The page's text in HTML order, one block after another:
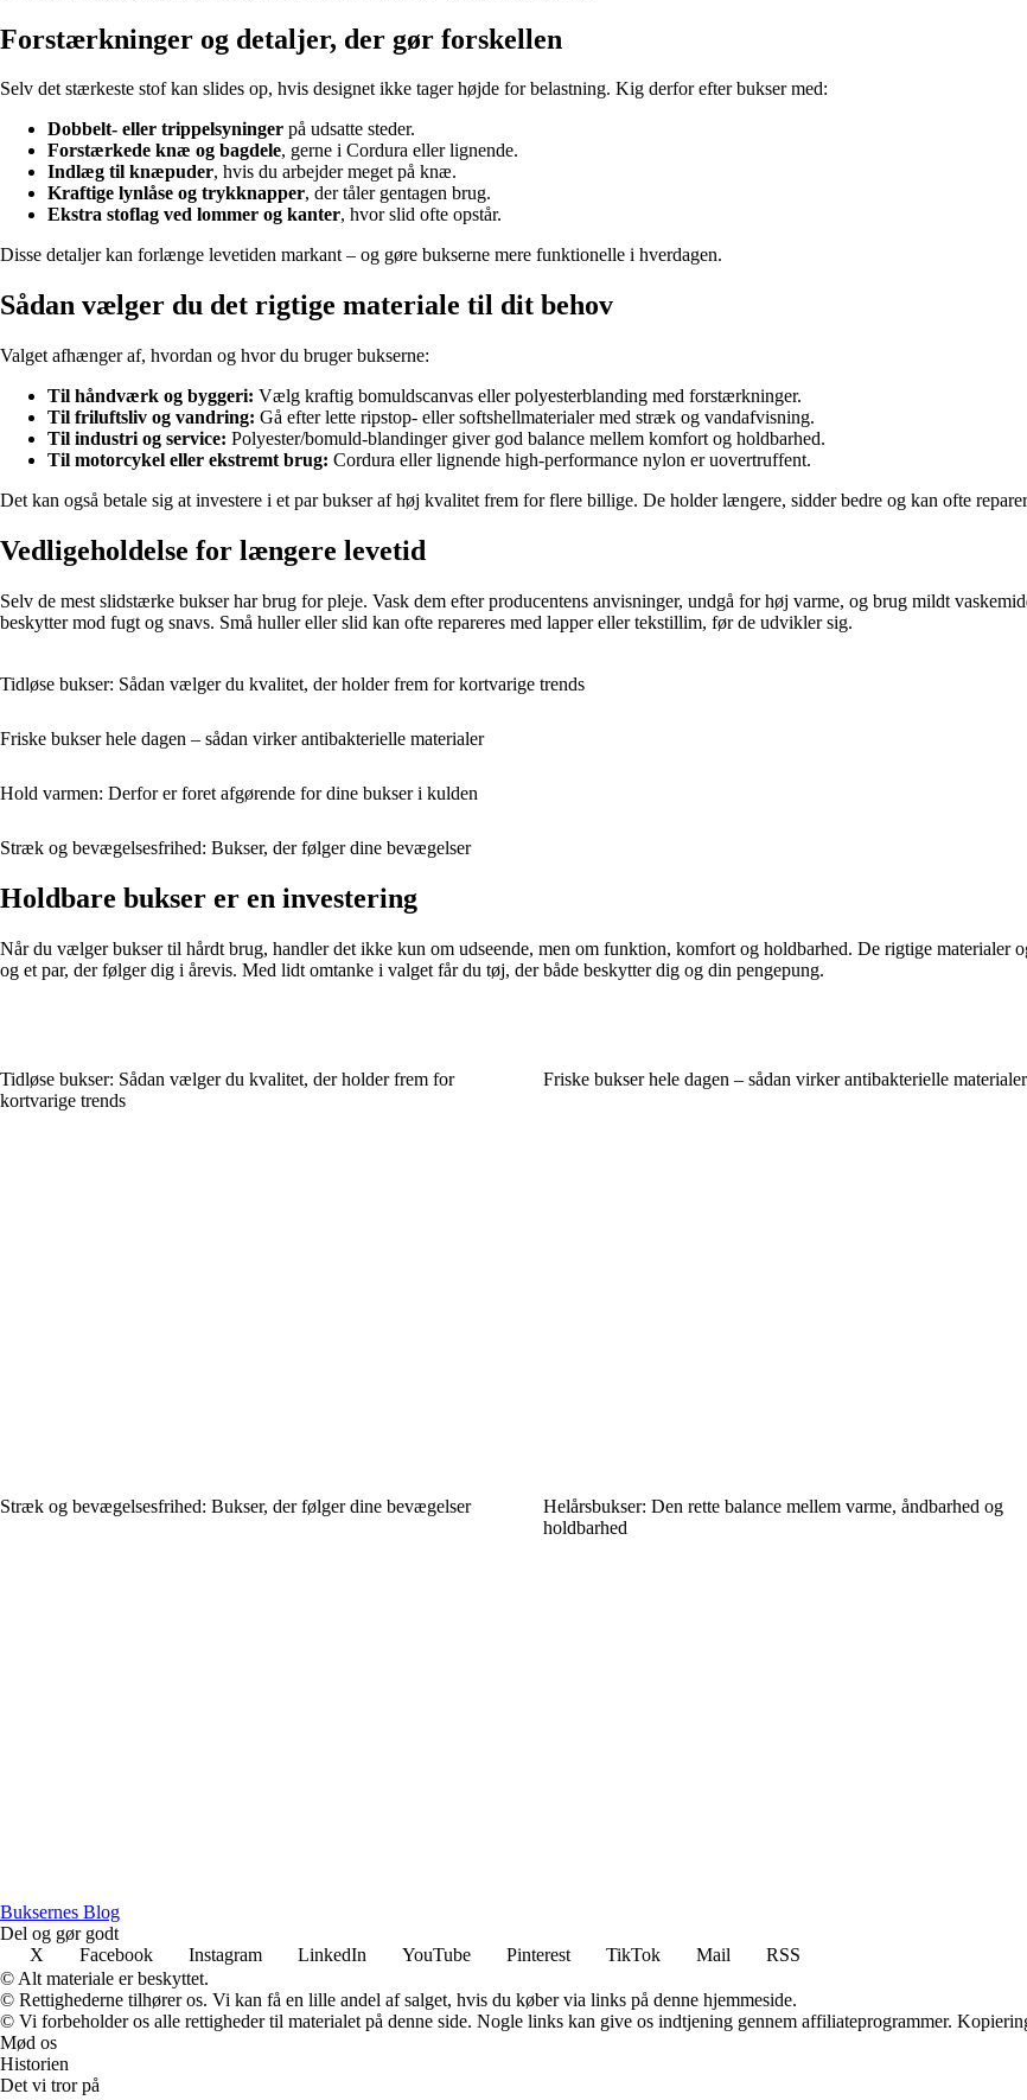
Forstærkninger og detaljer, der gør forskellen
Selv det stærkeste stof kan slides op, hvis designet ikke tager højde for belastning. Kig derfor efter bukser med:
Dobbelt- eller trippelsyninger på udsatte steder.
Forstærkede knæ og bagdele, gerne i Cordura eller lignende.
Indlæg til knæpuder, hvis du arbejder meget på knæ.
Kraftige lynlåse og trykknapper, der tåler gentagen brug.
Ekstra stoflag ved lommer og kanter, hvor slid ofte opstår.
Disse detaljer kan forlænge levetiden markant – og gøre bukserne mere funktionelle i hverdagen.
Sådan vælger du det rigtige materiale til dit behov
Valget afhænger af, hvordan og hvor du bruger bukserne:
Til håndværk og byggeri: Vælg kraftig bomuldscanvas eller polyesterblanding med forstærkninger.
Til friluftsliv og vandring: Gå efter lette ripstop- eller softshellmaterialer med stræk og vandafvisning.
Til industri og service: Polyester/bomuld-blandinger giver god balance mellem komfort og holdbarhed.
Til motorcykel eller ekstremt brug: Cordura eller lignende high-performance nylon er uovertruffent.
Det kan også betale sig at investere i et par bukser af høj kvalitet frem for flere billige. De holder længere, sidder bedre og kan ofte
Vedligeholdelse for længere levetid
Selv de mest slidstærke bukser har brug for pleje. Vask dem efter producentens anvisninger, undgå for høj varme, og brug mildt
beskytter mod fugt og snavs. Små huller eller slid kan ofte repareres med lapper eller tekstillim, før de udvikler sig.
Tidløse bukser: Sådan vælger du kvalitet, der holder frem for kortvarige trends
Friske bukser hele dagen – sådan virker antibakterielle materialer
Hold varmen: Derfor er foret afgørende for dine bukser i kulden
Stræk og bevægelsesfrihed: Bukser, der følger dine bevægelser
Holdbare bukser er en investering
Når du vælger bukser til hårdt brug, handler det ikke kun om udseende, men om funktion, komfort og holdbarhed. De rigtige materialer
og et par, der følger dig i årevis. Med lidt omtanke i valget får du tøj, der både beskytter dig og din pengepung.
Tidløse bukser: Sådan vælger du kvalitet, der holder frem for
kortvarige trends
Friske bukser hele dagen – sådan virker antibakterielle materialer
Stræk og bevægelsesfrihed: Bukser, der følger dine bevægelser
Helårsbukser: Den rette balance mellem varme, åndbarhed og
holdbarhed
Buksernes Blog
Del og gør godt
X
Facebook Instagram LinkedIn YouTube Pinterest TikTok Mail
RSS
© Alt materiale er beskyttet.
© Rettighederne tilhører os. Vi kan få en lille andel af salget, hvis du køber via links på denne hjemmeside.
© Vi forbeholder os alle rettigheder til materialet på denne side. Nogle links kan give os indtjening gennem affiliateprogrammer.
Mød os
Historien
Det vi tror på